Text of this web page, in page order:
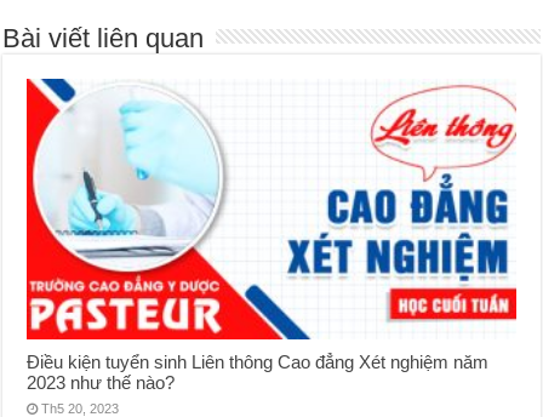
Bài viết liên quan
Điều kiện tuyển sinh Liên thông Cao đẳng Xét nghiệm năm
2023 như thế nào?
Th5 20, 2023